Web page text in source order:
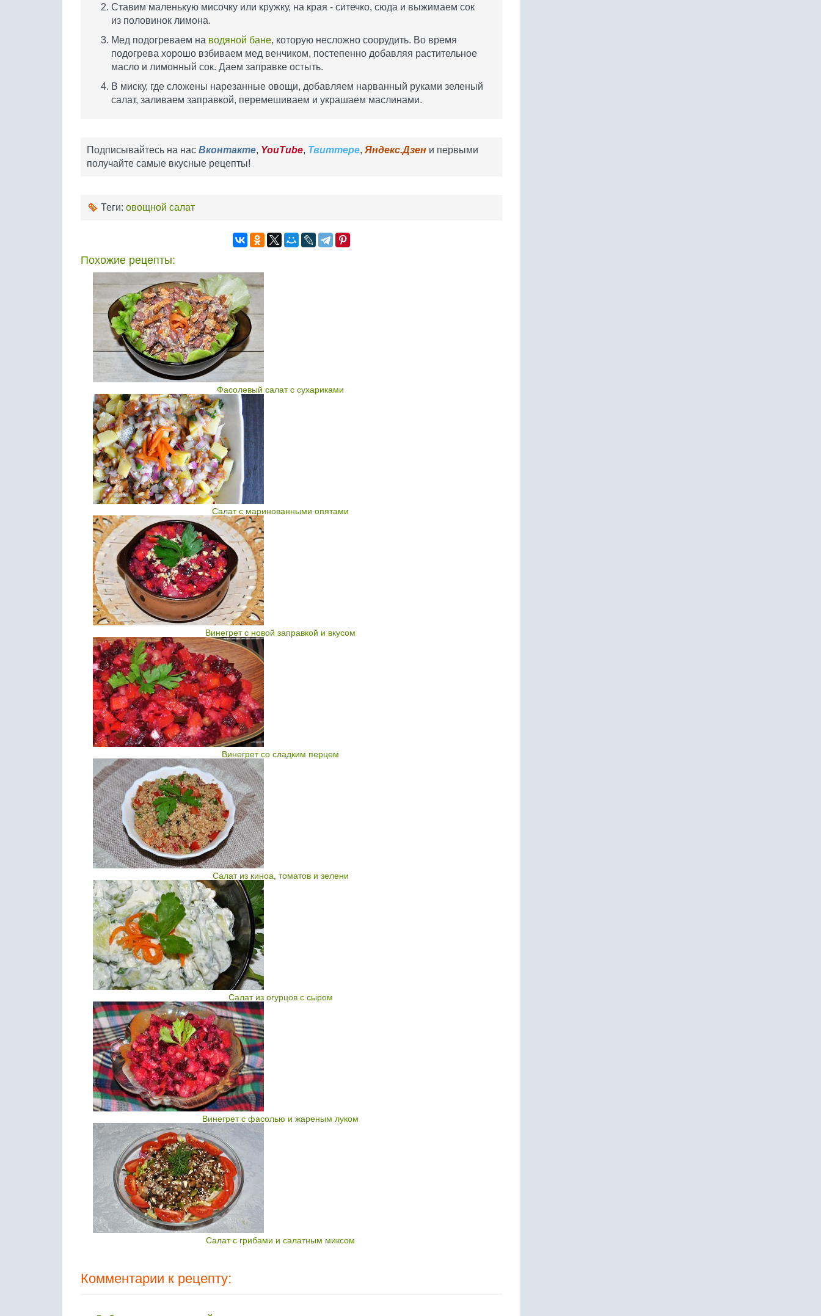
Ставим маленькую мисочку или кружку, на края - ситечко, сюда и выжимаем сок
из половинок лимона.
Мед подогреваем на водяной бане, которую несложно соорудить. Во время
подогрева хорошо взбиваем мед венчиком, постепенно добавляя растительное
масло и лимонный сок. Даем заправке остыть.
В миску, где сложены нарезанные овощи, добавляем нарванный руками зеленый
салат, заливаем заправкой, перемешиваем и украшаем маслинами.
Подписывайтесь на нас Вконтакте, YouTube, Твиттере, Яндекс.Дзен и первыми
получайте самые вкусные рецепты!
Теги: овощной салат
Похожие рецепты:
Фасолевый салат с сухариками
Салат с маринованными опятами
Винегрет с новой заправкой и вкусом
Винегрет со сладким перцем
Салат из киноа, томатов и зелени
Салат из огурцов с сыром
Винегрет с фасолью и жареным луком
Салат с грибами и салатным миксом
Комментарии к рецепту: